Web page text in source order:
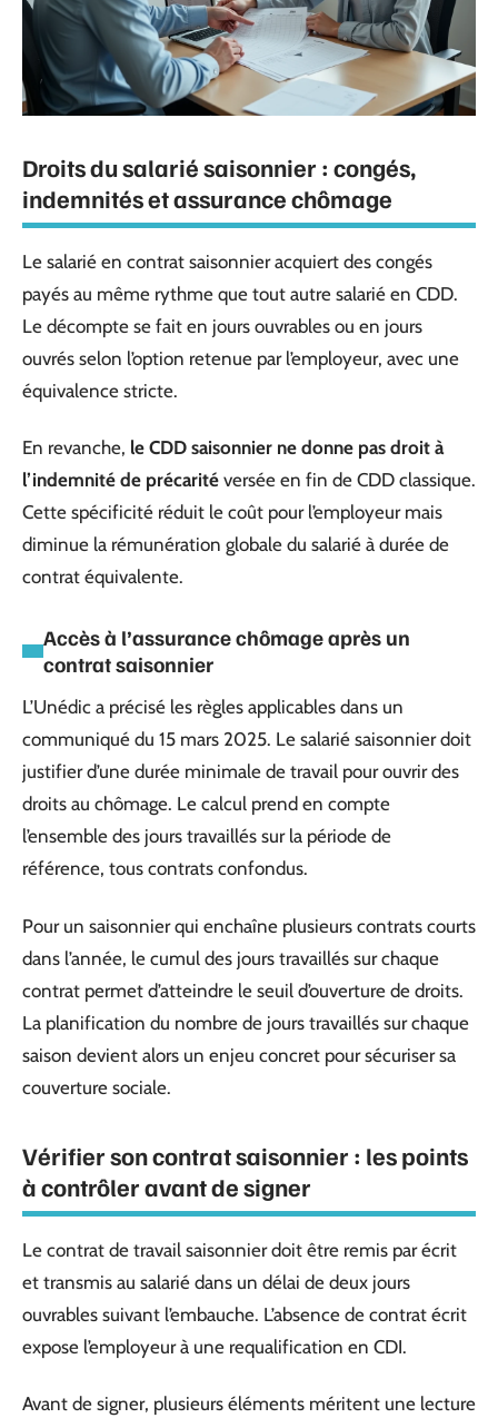
Droits du salarié saisonnier : congés,
indemnités et assurance chômage
Le salarié en contrat saisonnier acquiert des congés
payés au même rythme que tout autre salarié en CDD.
Le décompte se fait en jours ouvrables ou en jours
ouvrés selon l’option retenue par l’employeur, avec une
équivalence stricte.
En revanche, le CDD saisonnier ne donne pas droit à
l’indemnité de précarité versée en fin de CDD classique.
Cette spécificité réduit le coût pour l’employeur mais
diminue la rémunération globale du salarié à durée de
contrat équivalente.
Accès à l’assurance chômage après un
contrat saisonnier
L’Unédic a précisé les règles applicables dans un
communiqué du 15 mars 2025. Le salarié saisonnier doit
justifier d’une durée minimale de travail pour ouvrir des
droits au chômage. Le calcul prend en compte
l’ensemble des jours travaillés sur la période de
référence, tous contrats confondus.
Pour un saisonnier qui enchaîne plusieurs contrats courts
dans l’année, le cumul des jours travaillés sur chaque
contrat permet d’atteindre le seuil d’ouverture de droits.
La planification du nombre de jours travaillés sur chaque
saison devient alors un enjeu concret pour sécuriser sa
couverture sociale.
Vérifier son contrat saisonnier : les points
à contrôler avant de signer
Le contrat de travail saisonnier doit être remis par écrit
et transmis au salarié dans un délai de deux jours
ouvrables suivant l’embauche. L’absence de contrat écrit
expose l’employeur à une requalification en CDI.
Avant de signer, plusieurs éléments méritent une lecture